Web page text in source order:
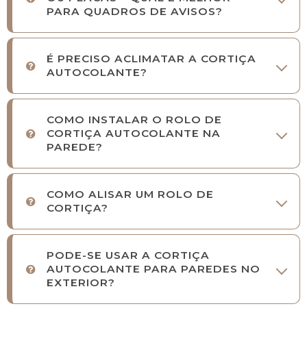
PARA QUADROS DE AVISOS?
É PRECISO ACLIMATAR A CORTIÇA
AUTOCOLANTE?
COMO INSTALAR O ROLO DE
CORTIÇA AUTOCOLANTE NA
PAREDE?
COMO ALISAR UM ROLO DE
CORTIÇA?
PODE-SE USAR A CORTIÇA
AUTOCOLANTE PARA PAREDES NO
EXTERIOR?